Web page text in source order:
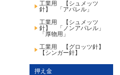
工業用 【シュメッツ
針】 「アパレル」
工業用 【シュメッツ
針】 「ノンアパレル」
「厚物用」
工業用 【グロッツ針】
【シンガー針】
押え金